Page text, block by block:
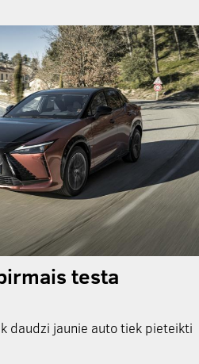
testa
daudzi jaunie auto tiek pieteikti